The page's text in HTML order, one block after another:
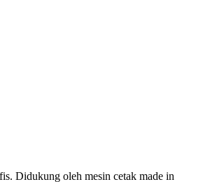
Didukung oleh mesin cetak made in